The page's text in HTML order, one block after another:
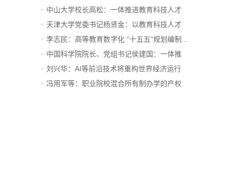
中山大学校长高松：一体推进教育科技人才
发...
天津大学党委书记杨贤金：以教育科技人才
一...
李志民：高等教育数字化 “十五五”规划编制...
中国科学院院长、党组书记侯建国：一体推
进...
刘兴华：AI等前沿技术将重构世界经济运行
底...
冯用军等：职业院校混合所有制办学的产权